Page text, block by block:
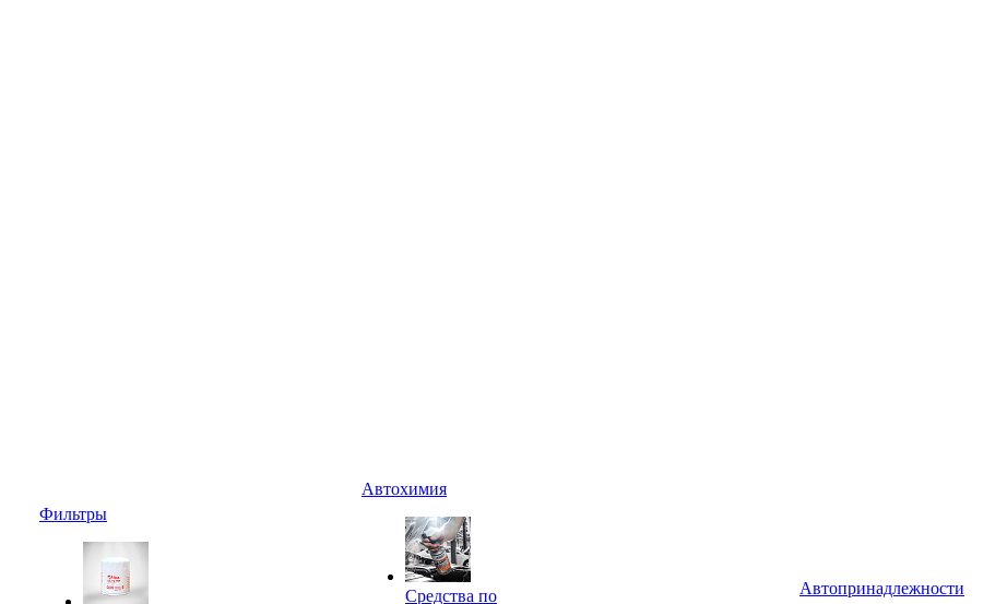
Фильтры
Автохимия
Средства по
Автопринадлежности